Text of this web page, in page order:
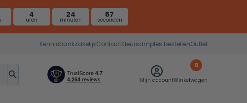
4
uren
24
minuten
55
seconden
KennisbankZakelijkContactKleursamples bestellenOutlet
Mijn account
0
Winkelwagen